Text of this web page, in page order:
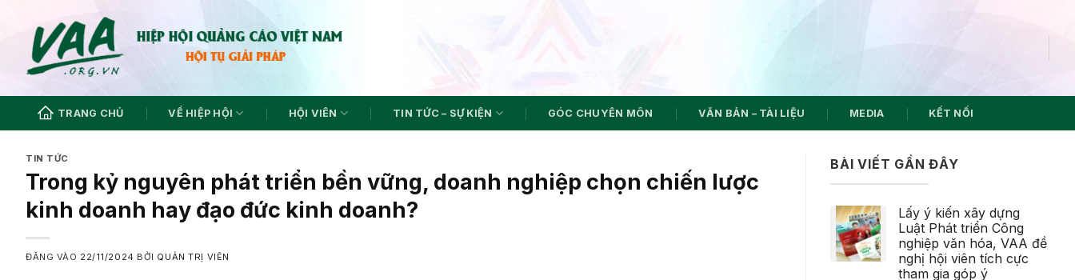
dung
TRANG CHỦ VỀ HIỆP HỘI HỘI VIÊN TIN TỨC – SỰ KIỆN GÓC CHUYÊN MÔN VĂN BẢN – TÀI LIỆU MEDIA KẾT NỐI
TIN TỨC
Trong kỷ nguyên phát triển bền vững, doanh nghiệp chọn chiến lược
kinh doanh hay đạo đức kinh doanh?
ĐĂNG VÀO 22/11/2024 BỞI QUẢN TRỊ VIÊN
BÀI VIẾT GẦN ĐÂY
Lấy ý kiến xây dựng
Luật Phát triển Công
nghiệp văn hóa, VAA đề
nghị hội viên tích cực
tham gia góp ý